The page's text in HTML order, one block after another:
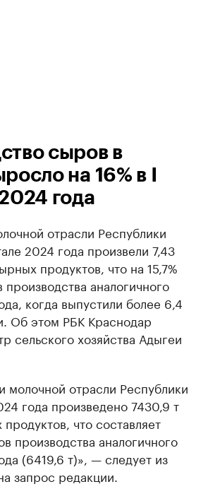
сыров в
на 16% в I
года
отрасли Республики
2024 года произвели 7,43
продуктов, что на 15,7%
аналогичного
когда выпустили более 6,4
Об этом РБК Краснодар
сельского хозяйства Адыгеи
молочной отрасли Республики
года произведено 7430,9 т
что составляет
производства аналогичного
(6419,6 т)», — следует из
запрос редакции.